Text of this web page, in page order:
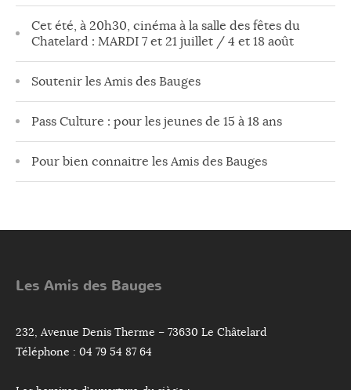
Cet été, à 20h30, cinéma à la salle des fêtes du
Chatelard : MARDI 7 et 21 juillet / 4 et 18 août
Soutenir les Amis des Bauges
Pass Culture : pour les jeunes de 15 à 18 ans
Pour bien connaitre les Amis des Bauges
Les Amis des Bauges
232, Avenue Denis Therme – 73630 Le Châtelard
Téléphone : 04 79 54 87 64